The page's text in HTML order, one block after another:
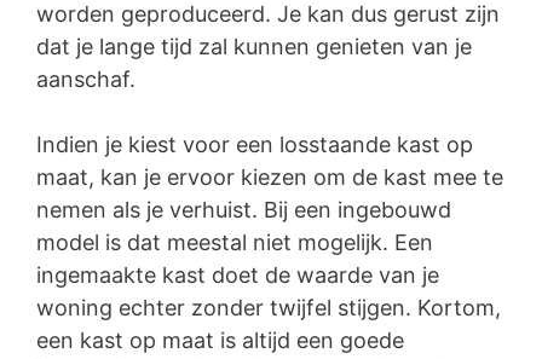
worden geproduceerd. Je kan dus gerust zijn
dat je lange tijd zal kunnen genieten van je
aanschaf.
Indien je kiest voor een losstaande kast op
maat, kan je ervoor kiezen om de kast mee te
nemen als je verhuist. Bij een ingebouwd
model is dat meestal niet mogelijk. Een
ingemaakte kast doet de waarde van je
woning echter zonder twijfel stijgen. Kortom,
een kast op maat is altijd een goede